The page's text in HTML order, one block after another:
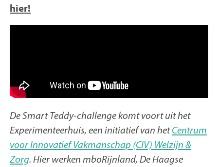
hier!
De Smart Teddy-challenge komt voort uit het
Experimenteerhuis, een initiatief van hetCentrum
voor Innovatief Vakmanschap (CIV) Welzijn &
Zorg. Hier werken mboRijnland, De Haagse